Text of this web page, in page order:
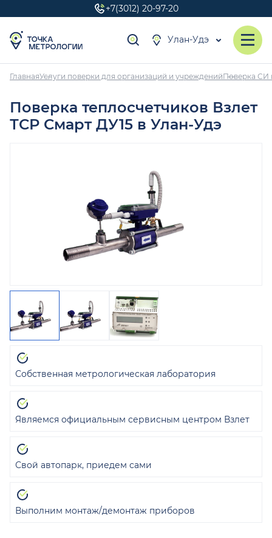
+7(3012) 20-97-20
Улан-Удэ
ГлавнаяУслуги поверки для организаций и учрежденийПоверка СИ
Поверка теплосчетчиков Взлет
ТСР Смарт ДУ15 в Улан-Удэ
Собственная метрологическая лаборатория
Являемся официальным сервисным центром Взлет
Свой автопарк, приедем сами
Выполним монтаж/демонтаж приборов